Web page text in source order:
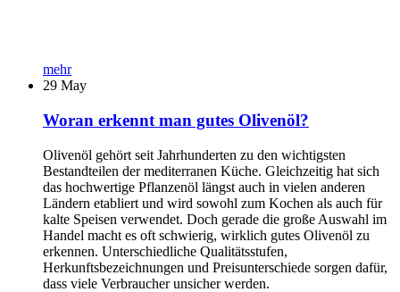
mehr
29 May
Woran erkennt man gutes Olivenöl?
Olivenöl gehört seit Jahrhunderten zu den wichtigsten
Bestandteilen der mediterranen Küche. Gleichzeitig hat sich
das hochwertige Pflanzenöl längst auch in vielen anderen
Ländern etabliert und wird sowohl zum Kochen als auch für
kalte Speisen verwendet. Doch gerade die große Auswahl im
Handel macht es oft schwierig, wirklich gutes Olivenöl zu
erkennen. Unterschiedliche Qualitätsstufen,
Herkunftsbezeichnungen und Preisunterschiede sorgen dafür,
dass viele Verbraucher unsicher werden.